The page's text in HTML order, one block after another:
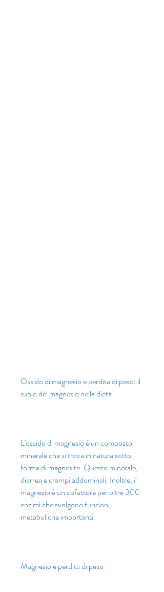
Ossido di magnesio e perdita di peso: il
ruolo del magnesio nella dieta
L'ossido di magnesio è un composto
minerale che si trova in natura sotto
forma di magnesite. Questo minerale,
diarrea e crampi addominali. Inoltre, il
magnesio è un cofattore per oltre 300
enzimi che svolgono funzioni
metaboliche importanti.
Magnesio e perdita di peso